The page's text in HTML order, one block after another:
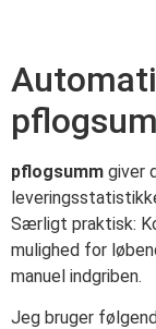
pflogsumm giver
Særligt praktisk:
mulighed for
manuel indgriben.
Jeg bruger